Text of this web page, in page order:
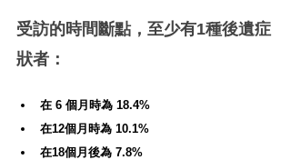
受訪的時間斷點，至少有1種後遺症
狀者：
在 6 個月時為 18.4%
在12個月時為 10.1%
在18個月後為 7.8%